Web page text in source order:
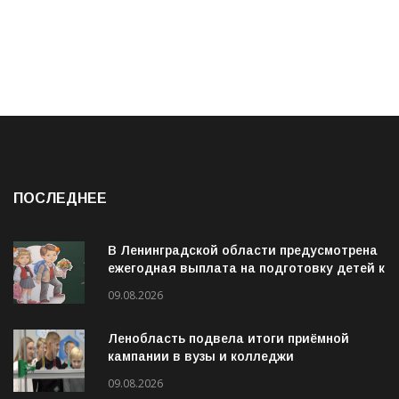
ПОСЛЕДНЕЕ
В Ленинградской области предусмотрена
ежегодная выплата на подготовку детей к
09.08.2026
Ленобласть подвела итоги приёмной
кампании в вузы и колледжи
09.08.2026